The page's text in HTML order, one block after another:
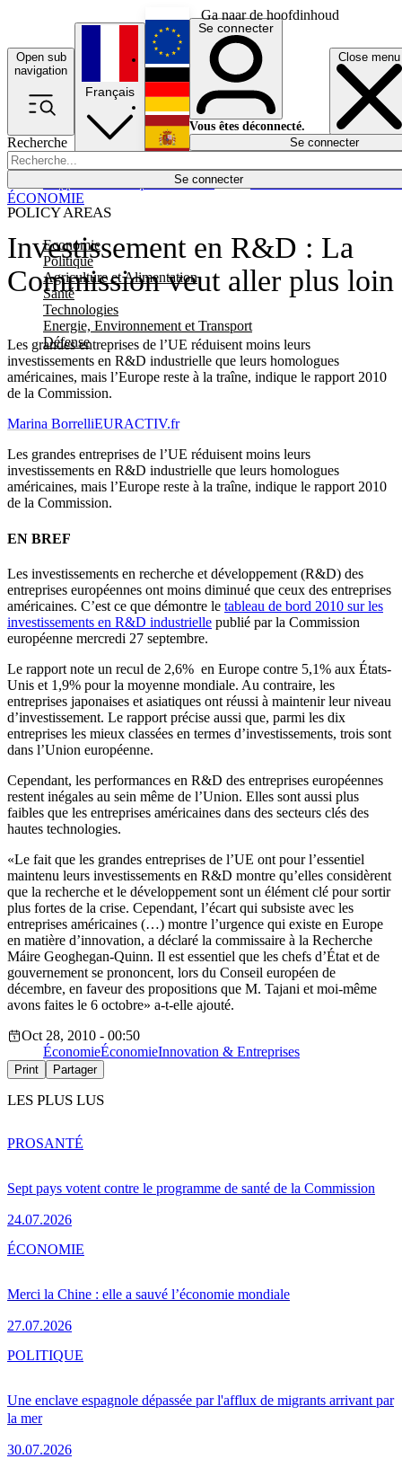
Ga naar de hoofdinhoud
Open sub
navigation
Close menu
Recherche
Se connecter
POLICY AREAS
Economie
Politique
Agriculture et Alimentation
Santé
Technologies
Energie, Environnement et Transport
Défense
Économie
Français
English
Deutsch
Español
Se connecter
Vous êtes déconnecté.
Se connecter
Investissement en R&D : La
Commission veut aller plus loin
Les grandes entreprises de l’UE réduisent moins leurs
investissements en R&D industrielle que leurs homologues
américaines, mais l’Europe reste à la traîne, indique le rapport 2010
de la Commission.
ÉCONOMIE
Marina BorrelliEURACTIV.fr
Les grandes entreprises de l’UE réduisent moins leurs
investissements en R&D industrielle que leurs homologues
américaines, mais l’Europe reste à la traîne, indique le rapport 2010
de la Commission.
EN BREF
Les investissements en recherche et développement (R&D) des
entreprises européennes ont moins diminué que ceux des entreprises
américaines. C’est ce que démontre le tableau de bord 2010 sur les
investissements en R&D industrielle publié par la Commission
européenne mercredi 27 septembre.
Le rapport note un recul de 2,6% en Europe contre 5,1% aux États-
Unis et 1,9% pour la moyenne mondiale. Au contraire, les
entreprises japonaises et asiatiques ont réussi à maintenir leur niveau
d’investissement. Le rapport précise aussi que, parmi les dix
entreprises les mieux classées en termes d’investissements, trois sont
dans l’Union européenne.
Cependant, les performances en R&D des entreprises européennes
restent inégales au sein même de l’Union. Elles sont aussi plus
faibles que les entreprises américaines dans des secteurs clés des
hautes technologies.
«Le fait que les grandes entreprises de l’UE ont pour l’essentiel
maintenu leurs investissements en R&D montre qu’elles considèrent
que la recherche et le développement sont un élément clé pour sortir
plus fortes de la crise. Cependant, l’écart qui subsiste avec les
entreprises américaines (…) montre l’urgence qui existe en Europe
en matière d’innovation, a déclaré la commissaire à la Recherche
Máire Geoghegan-Quinn. Il est essentiel que les chefs d’État et de
gouvernement se prononcent, lors du Conseil européen de
décembre, en faveur des propositions que M. Tajani et moi-même
avons faites le 6 octobre» a-t-elle ajouté.
Oct 28, 2010 - 00:50
ÉconomieÉconomieInnovation & Entreprises
Print Partager
LES PLUS LUS
Sept pays votent contre le programme de santé de la Commission
24.07.2026
PROSANTÉ
Merci la Chine : elle a sauvé l’économie mondiale
27.07.2026
ÉCONOMIE
Une enclave espagnole dépassée par l'afflux de migrants arrivant par
la mer
30.07.2026
POLITIQUE